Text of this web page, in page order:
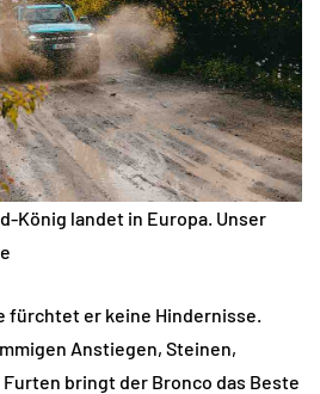
König landet in Europa. Unser
fürchtet er keine Hindernisse.
Anstiegen, Steinen,
bringt der Bronco das Beste